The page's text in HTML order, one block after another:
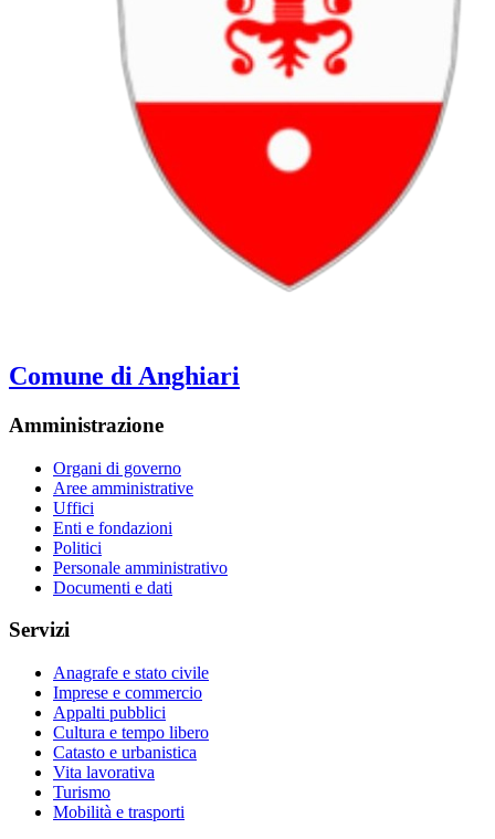
Comune di Anghiari
Amministrazione
Organi di governo
Aree amministrative
Uffici
Enti e fondazioni
Politici
Personale amministrativo
Documenti e dati
Servizi
Anagrafe e stato civile
Imprese e commercio
Appalti pubblici
Cultura e tempo libero
Catasto e urbanistica
Vita lavorativa
Turismo
Mobilità e trasporti